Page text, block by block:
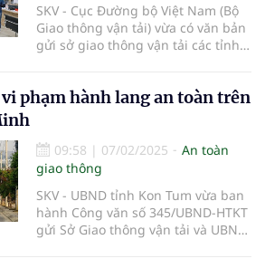
SKV - Cục Đường bộ Việt Nam (Bộ
Giao thông vận tải) vừa có văn bản
gửi sở giao thông vận tải các tỉnh,
lý Nhà nước về sát hạch, cấp giấy
phạm hành lang an toàn trên
09:58 | 07/02/2025
An toàn
giao thông
SKV - UBND tỉnh Kon Tum vừa ban
hành Công văn số 345/UBND-HTKT
gửi Sở Giao thông vận tải và UBND